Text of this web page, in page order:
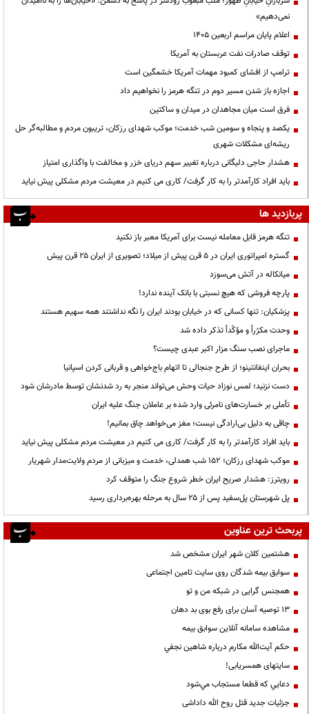
نمی‌دهیم»
اعلام پایان مراسم اربعین ۱۴۰۵
توقف صادرات نفت عربستان به آمریکا
ترامپ از افشای کمبود مهمات آمریکا خشمگین است
اجازه باز شدن مسیر دوم در تنگه هرمز را نخواهیم داد
فرق است میان مجاهدان در میدان و ساکتین
یکصد و پنجاه و سومین شب خدمت؛ موکب شهدای رزکان، تریبون مردم و مطالبه‌گر حل
ریشه‌ای مشکلات شهری
هشدار حاجی دلیگانی درباره تغییر سهم دریای خزر و مخالفت با واگذاری امتیاز
باید افراد کارآمدتر را به کار گرفت/ کاری می کنیم در معیشت مردم مشکلی پیش نیاید
پربازدید ها
تنگه هرمز قابل معامله نیست برای آمریکا معبر باز نکنید
گستره امپراتوری ایران در ۵ قرن پیش از میلاد؛ تصویری از ایران ۲۵ قرن پیش
میانکاله در آتش می‌سوزد
پارچه فروشی که هیچ نسبتی با بانک آینده ندارد!
پزشکیان: تنها کسانی که در خیابان بودند ایران را نگه نداشتند همه سهیم هستند
وحدت مکرّراً و مؤکّداً تذکر داده شد
ماجرای نصب سنگ مزار اکبر عبدی چیست؟
بحران اینفانتینو؛ از طرح جنجالی تا اتهام باج‌خواهی و قربانی کردن اسپانیا
دست نزنید؛ لمس نوزاد حیات وحش می‌تواند منجر به رد شدنشان توسط مادرشان شود
تأملی بر خسارت‌های نامرئی وارد شده بر عاملان جنگ علیه ایران
چاقی به دلیل بی‌ارادگی نیست؛ مغز می‌خواهد چاق بمانیم!
باید افراد کارآمدتر را به کار گرفت/ کاری می کنیم در معیشت مردم مشکلی پیش نیاید
موکب شهدای رزکان؛ ۱۵۲ شب همدلی، خدمت و میزبانی از مردم ولایت‌مدار شهریار
رویترز: هشدار صریح ایران خطر شروع جنگ را متوقف کرد
پل شهرستان پل‌سفید پس از ۲۵ سال به مرحله بهره‌برداری رسید
پربحث ترین عناوین
هشتمین کلان شهر ایران مشخص شد
سوابق بیمه شدگان روی سایت تامین اجتماعی
همجنس گرایی در شبکه من و تو
13 توصیه آسان برای رفع بوی بد دهان
مشاهده سامانه آنلاين سوابق بیمه
حكم آيت‌الله مكارم درباره شاهين نجفي
سایتهای همسریابی!
دعايي كه قطعا مستجاب مي‌شود
جزئیات جدید قتل روح الله داداشی